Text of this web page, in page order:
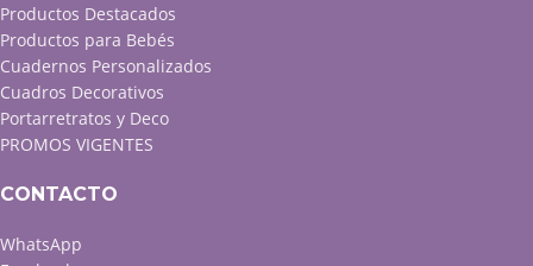
Productos Destacados
Productos para Bebés
Cuadernos Personalizados
Cuadros Decorativos
Portarretratos y Deco
PROMOS VIGENTES
CONTACTO
WhatsApp